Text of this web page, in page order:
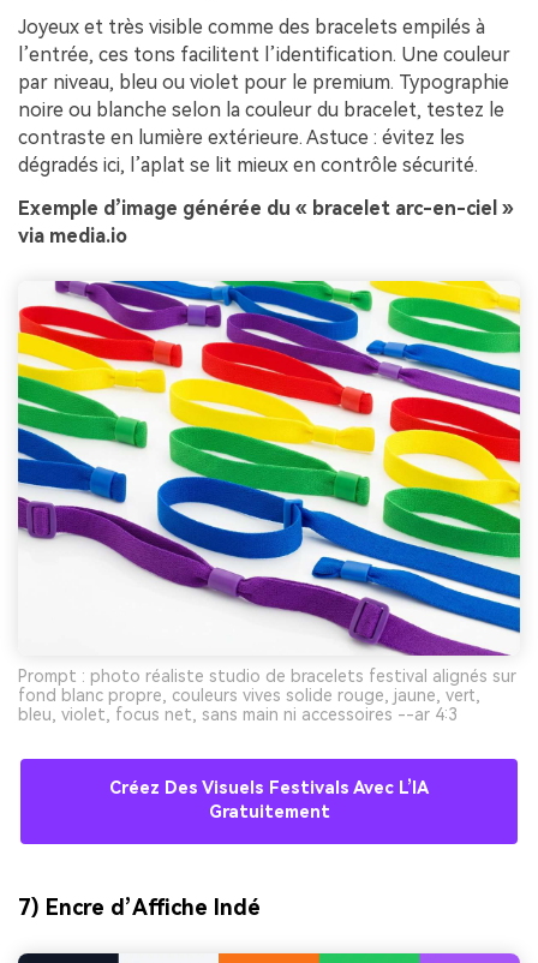
Joyeux et très visible comme des bracelets empilés à
l’entrée, ces tons facilitent l’identification. Une couleur
par niveau, bleu ou violet pour le premium. Typographie
noire ou blanche selon la couleur du bracelet, testez le
contraste en lumière extérieure. Astuce : évitez les
dégradés ici, l’aplat se lit mieux en contrôle sécurité.
Exemple d’image générée du « bracelet arc-en-ciel »
via media.io
Prompt : photo réaliste studio de bracelets festival alignés sur
fond blanc propre, couleurs vives solide rouge, jaune, vert,
bleu, violet, focus net, sans main ni accessoires --ar 4:3
Créez Des Visuels Festivals Avec L’IA
Gratuitement
7) Encre d’Affiche Indé